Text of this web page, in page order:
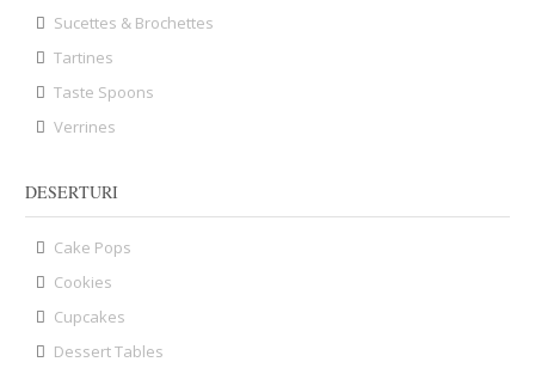
Sucettes & Brochettes
Tartines
Taste Spoons
Verrines
DESERTURI
Cake Pops
Cookies
Cupcakes
Dessert Tables